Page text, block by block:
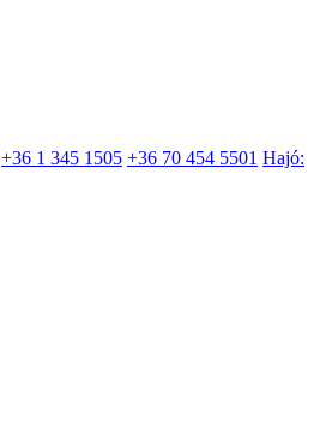
+36 1 345 1505 +36 70 454 5501 Hajó: